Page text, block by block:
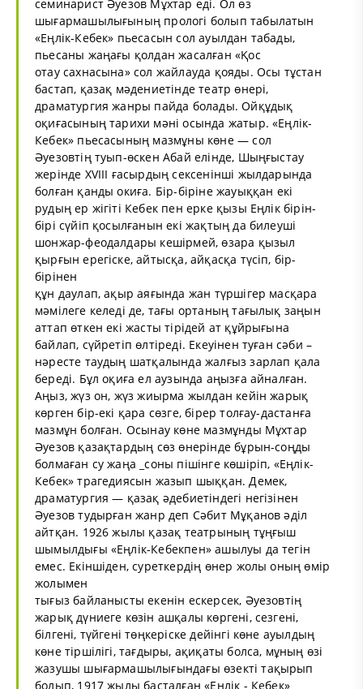
семинарист Әуезов Мұхтар еді. Ол өз
шығармашылығының прологі болып табылатын
«Еңлік-Кебек» пьесасын сол ауылдан табады,
пьесаны жаңағы қолдан жасалған «Қос
отау сахнасына» сол жайлауда қояды. Осы тұстан
бастап, қазақ мәдениетінде театр өнері,
драматургия жанры пайда болады. Ойқұдық
оқиғасының тарихи мәні осында жатыр. «Еңлік-
Кебек» пьесасының мазмұны көне — сол
Әуезовтің туып-өскен Абай елінде, Шыңғыстау
жерінде XVIII ғасырдың сексенінші жылдарында
болған қанды окиға. Бір-біріне жауыққан екі
рудың ер жігіті Кебек пен ерке қызы Еңлік бірін-
бірі сүйіп қосылғанын екі жақтың да билеуші
шонжар-феодалдары кешірмей, өзара қызыл
қырғын ерегіске, айтысқа, айқасқа түсіп, бір-
бірінен
құн даулап, ақыр аяғында жан түршігер масқара
мәмілеге келеді де, тағы ортаның тағылық заңын
аттап өткен екі жасты тірідей ат құйрығына
байлап, сүйретіп өлтіреді. Екеуінен туған сәби –
нәресте таудың шатқалында жалғыз зарлап қала
береді. Бұл оқиға ел аузында аңызға айналған.
Аңыз, жүз он, жүз жиырма жылдан кейін жарық
көрген бір-екі қара сөзге, бірер толғау-дастанға
мазмұн болған. Осынау көне мазмұнды Мұхтар
Әуезов қазақтардың сөз өнерінде бұрын-соңды
болмаған су жаңа _соны пішінге көшіріп, «Еңлік-
Кебек» трагедиясын жазып шыққан. Демек,
драматургия — қазақ әдебиетіндегі негізінен
Әуезов тудырған жанр деп Сәбит Мұқанов әділ
айтқан. 1926 жылы қазақ театрының тұңғыш
шымылдығы «Еңлік-Кебекпен» ашылуы да тегін
емес. Екіншіден, суреткердің өнер жолы оның өмір
жолымен
тығыз байланысты екенін ескерсек, Әуезовтің
жарық дүниеге көзін ашқалы көргені, сезгені,
білгені, түйгені төңкеріске дейінгі көне ауылдың
көне тіршілігі, тағдыры, ақиқаты болса, мұның өзі
жазушы шығармашылығындағы өзекті тақырып
болып, 1917 жылы басталған «Еңлік - Кебек»